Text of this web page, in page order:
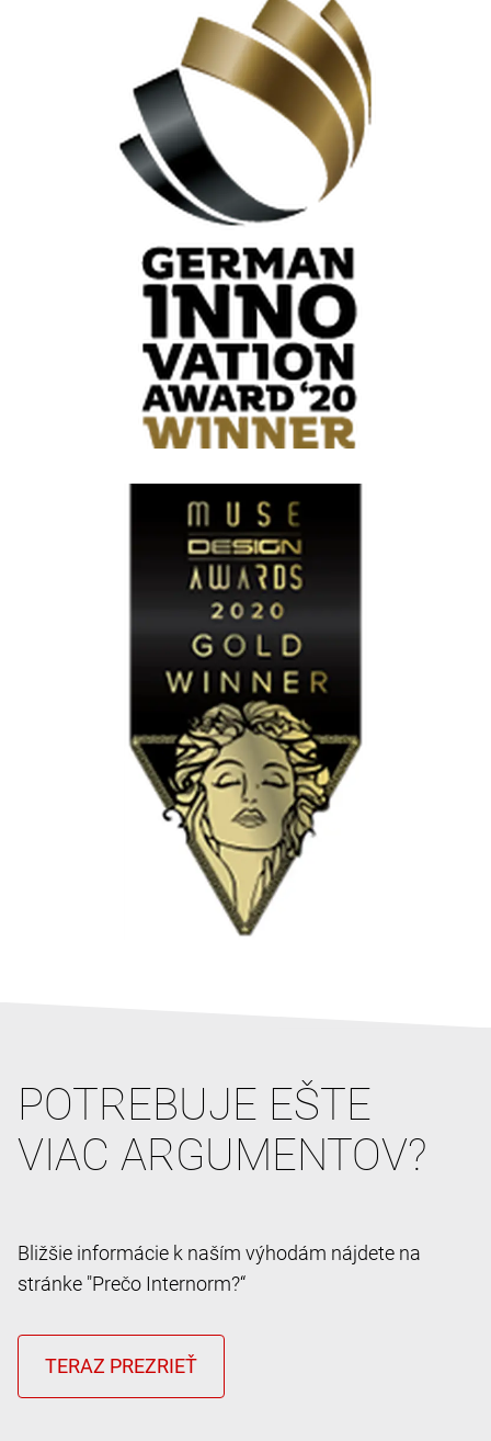
POTREBUJE EŠTE
VIAC ARGUMENTOV?
Bližšie informácie k naším výhodám nájdete na
stránke "Prečo Internorm?“